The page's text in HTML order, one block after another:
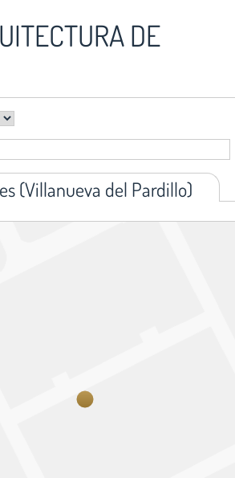
DE
(Villanueva del Pardillo)